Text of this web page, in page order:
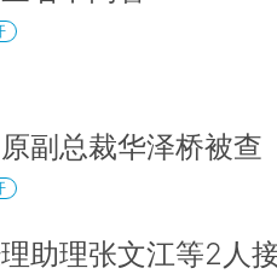
副总裁华泽桥被查
助理张文江等2人